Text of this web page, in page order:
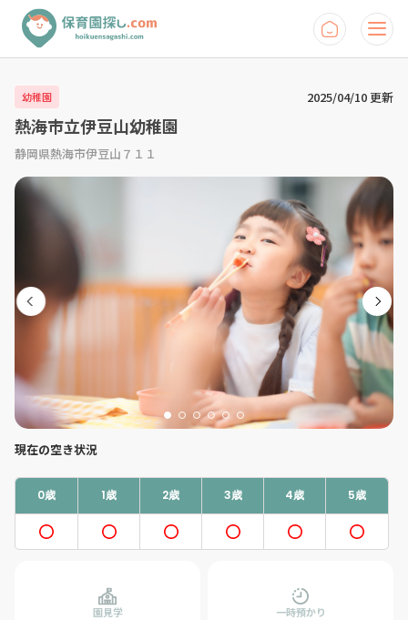
幼稚園 2025/04/10 更新
熱海市立伊豆山幼稚園
静岡県熱海市伊豆山７１１
現在の空き状況
0歳 1歳 2歳 3歳 4歳 5歳
園見学 一時預かり